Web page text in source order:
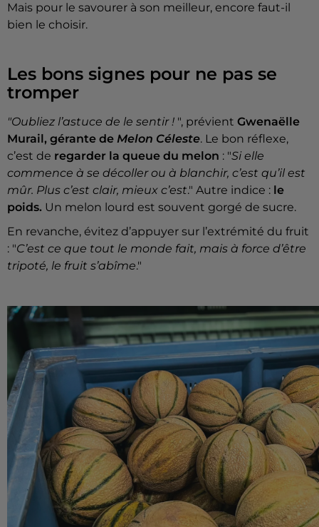
Mais pour le savourer à son meilleur, encore faut-il
bien le choisir.
Les bons signes pour ne pas se
tromper
"Oubliez l’astuce de le sentir ! ", prévient Gwenaëlle
Murail, gérante de Melon Céleste. Le bon réflexe,
c’est de regarder la queue du melon : "Si elle
commence à se décoller ou à blanchir, c’est qu’il est
mûr. Plus c’est clair, mieux c’est." Autre indice : le
poids. Un melon lourd est souvent gorgé de sucre.
En revanche, évitez d’appuyer sur l’extrémité du fruit
: "C’est ce que tout le monde fait, mais à force d’être
tripoté, le fruit s’abîme."